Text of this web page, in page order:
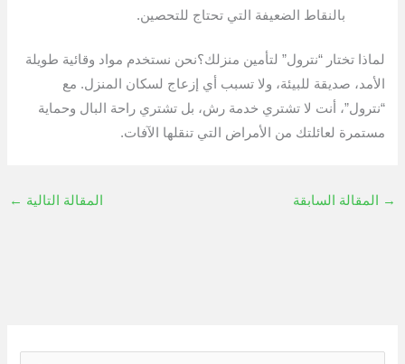
بالنقاط الضعيفة التي تحتاج للتحصين.
لماذا تختار “نترول” لتأمين منزلك؟نحن نستخدم مواد وقائية طويلة
الأمد، صديقة للبيئة، ولا تسبب أي إزعاج لسكان المنزل. مع
“نترول”، أنت لا تشتري خدمة رش، بل تشتري راحة البال وحماية
مستمرة لعائلتك من الأمراض التي تنقلها الآفات.
→ المقالة السابقة المقالة التالية ←